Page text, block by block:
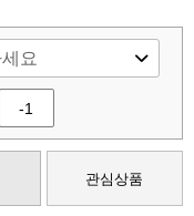
-1
관심상품